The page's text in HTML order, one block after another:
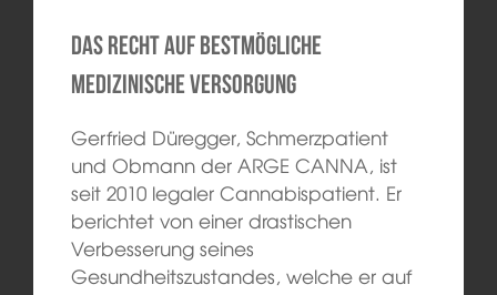
Das Recht auf bestmögliche
medizinische Versorgung
Gerfried Düregger, Schmerzpatient
und Obmann der ARGE CANNA, ist
seit 2010 legaler Cannabispatient. Er
berichtet von einer drastischen
Verbesserung seines
Gesundheitszustandes, welche er auf